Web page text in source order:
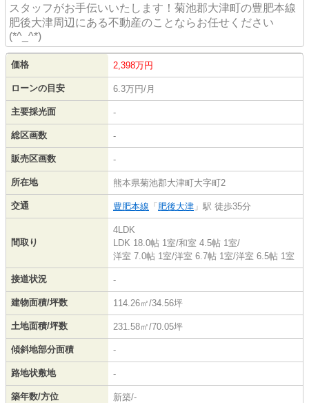
スタッフがお手伝いいたします！菊池郡大津町の豊肥本線
肥後大津周辺にある不動産のことならお任せください
(*^_^*)
価格 2,398万円
ローンの目安 6.3万円/月
主要採光面 -
総区画数 -
販売区画数 -
所在地 熊本県菊池郡大津町大字町2
交通 豊肥本線 「 肥後大津 」駅 徒歩35分
間取り
4LDK
LDK 18.0帖 1室/和室 4.5帖 1室/
洋室 7.0帖 1室/洋室 6.7帖 1室/洋室 6.5帖 1室
接道状況 -
建物面積/坪数 114.26㎡/34.56坪
土地面積/坪数 231.58㎡/70.05坪
傾斜地部分面積 -
路地状敷地 -
築年数/方位 新築/-